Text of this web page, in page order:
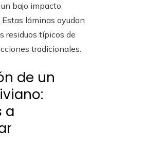
bajo impacto
láminas ayudan
residuos típicos de
tradicionales.
de un
a